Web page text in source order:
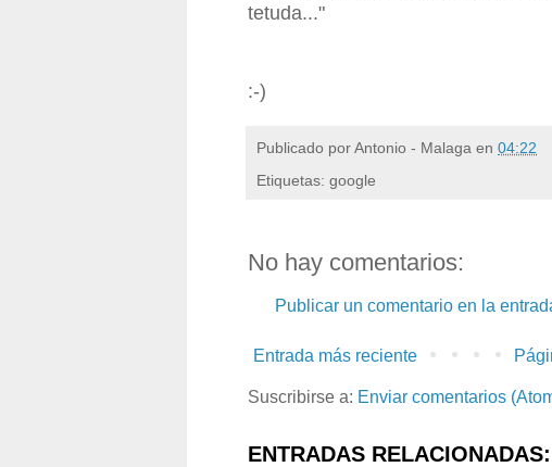
tetuda..."
:-)
Publicado porAntonio - Malaga en 04:22
Etiquetas: google
No hay comentarios:
Publicar un comentario en la
Entrada más reciente
Suscribirse a: Enviar comentarios
ENTRADAS RELACIONADAS: